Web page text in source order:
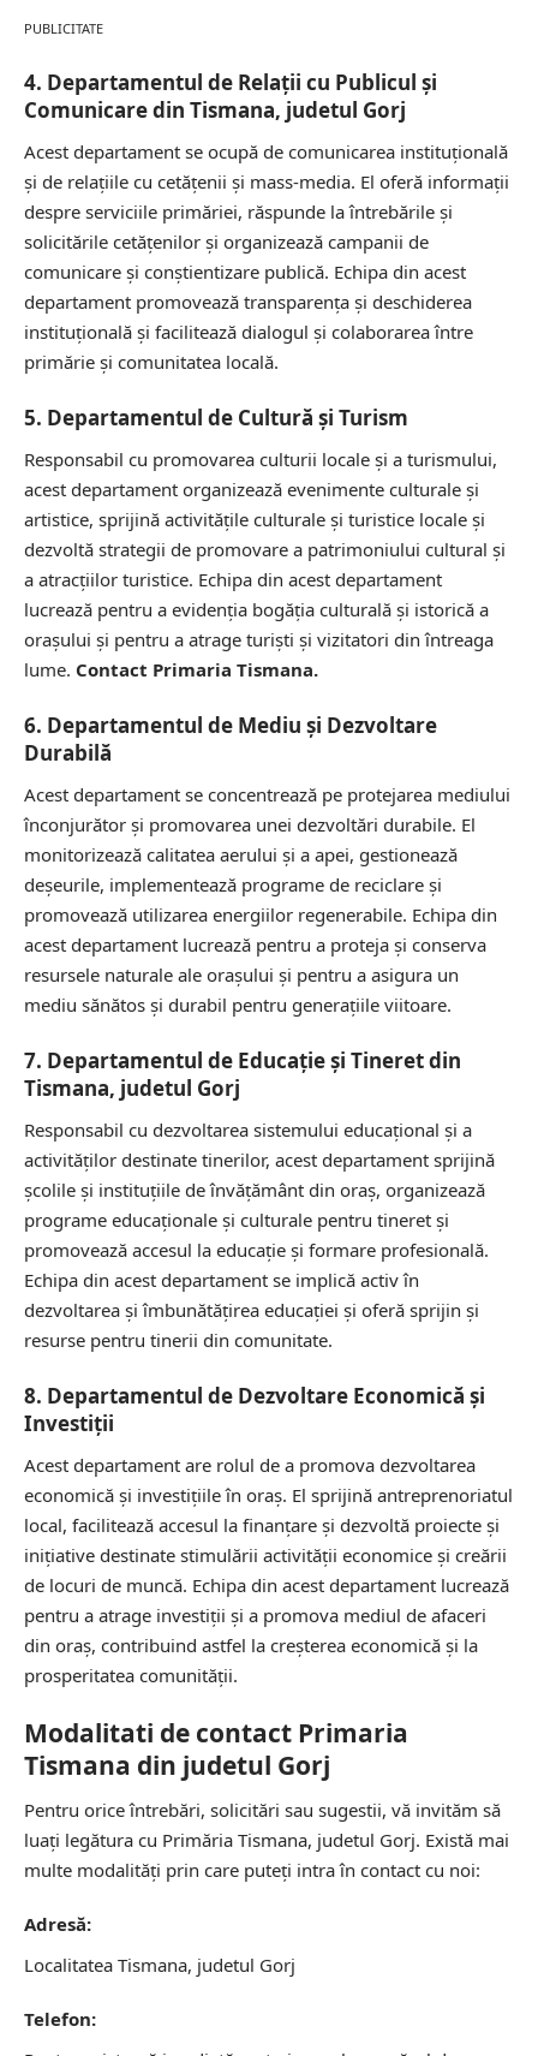
PUBLICITATE
4. Departamentul de Relații cu Publicul și
Comunicare din Tismana, judetul Gorj
Acest departament se ocupă de comunicarea instituțională
și de relațiile cu cetățenii și mass-media. El oferă informații
despre serviciile primăriei, răspunde la întrebările și
solicitările cetățenilor și organizează campanii de
comunicare și conștientizare publică. Echipa din acest
departament promovează transparența și deschiderea
instituțională și facilitează dialogul și colaborarea între
primărie și comunitatea locală.
5. Departamentul de Cultură și Turism
Responsabil cu promovarea culturii locale și a turismului,
acest departament organizează evenimente culturale și
artistice, sprijină activitățile culturale și turistice locale și
dezvoltă strategii de promovare a patrimoniului cultural și
a atracțiilor turistice. Echipa din acest departament
lucrează pentru a evidenția bogăția culturală și istorică a
orașului și pentru a atrage turiști și vizitatori din întreaga
lume. Contact Primaria Tismana.
6. Departamentul de Mediu și Dezvoltare
Durabilă
Acest departament se concentrează pe protejarea mediului
înconjurător și promovarea unei dezvoltări durabile. El
monitorizează calitatea aerului și a apei, gestionează
deșeurile, implementează programe de reciclare și
promovează utilizarea energiilor regenerabile. Echipa din
acest departament lucrează pentru a proteja și conserva
resursele naturale ale orașului și pentru a asigura un
mediu sănătos și durabil pentru generațiile viitoare.
7. Departamentul de Educație și Tineret din
Tismana, judetul Gorj
Responsabil cu dezvoltarea sistemului educațional și a
activităților destinate tinerilor, acest departament sprijină
școlile și instituțiile de învățământ din oraș, organizează
programe educaționale și culturale pentru tineret și
promovează accesul la educație și formare profesională.
Echipa din acest departament se implică activ în
dezvoltarea și îmbunătățirea educației și oferă sprijin și
resurse pentru tinerii din comunitate.
8. Departamentul de Dezvoltare Economică și
Investiții
Acest departament are rolul de a promova dezvoltarea
economică și investițiile în oraș. El sprijină antreprenoriatul
local, facilitează accesul la finanțare și dezvoltă proiecte și
inițiative destinate stimulării activității economice și creării
de locuri de muncă. Echipa din acest departament lucrează
pentru a atrage investiții și a promova mediul de afaceri
din oraș, contribuind astfel la creșterea economică și la
prosperitatea comunității.
Modalitati de contact Primaria
Tismana din judetul Gorj
Pentru orice întrebări, solicitări sau sugestii, vă invităm să
luați legătura cu Primăria Tismana, judetul Gorj. Există mai
multe modalități prin care puteți intra în contact cu noi:
Adresă:
Localitatea Tismana, judetul Gorj
Telefon: